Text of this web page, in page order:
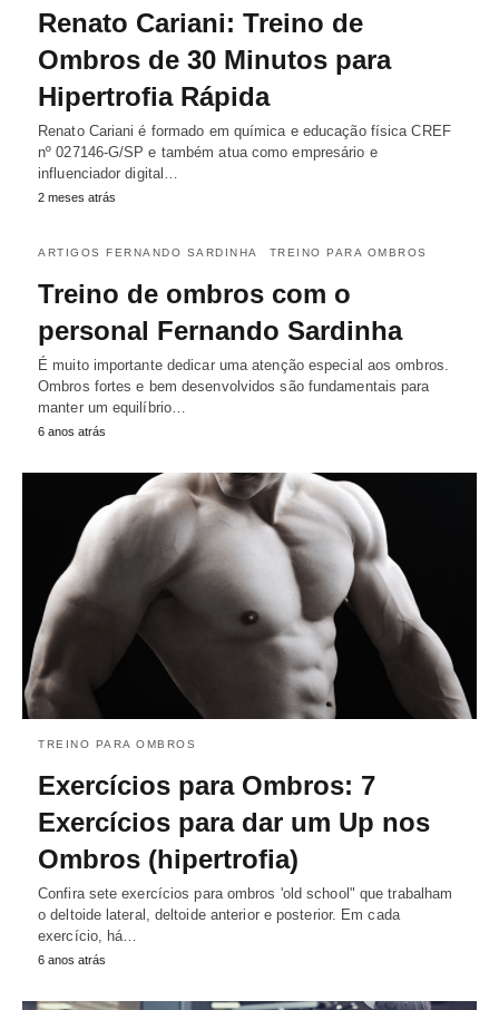
Renato Cariani: Treino de
Ombros de 30 Minutos para
Hipertrofia Rápida
Renato Cariani é formado em química e educação física CREF
nº 027146-G/SP e também atua como empresário e
influenciador digital…
2 meses atrás
ARTIGOS FERNANDO SARDINHA TREINO PARA OMBROS
Treino de ombros com o
personal Fernando Sardinha
É muito importante dedicar uma atenção especial aos ombros.
Ombros fortes e bem desenvolvidos são fundamentais para
manter um equilíbrio…
6 anos atrás
TREINO PARA OMBROS
Exercícios para Ombros: 7
Exercícios para dar um Up nos
Ombros (hipertrofia)
Confira sete exercícios para ombros 'old school" que trabalham
o deltoide lateral, deltoide anterior e posterior. Em cada
exercício, há…
6 anos atrás